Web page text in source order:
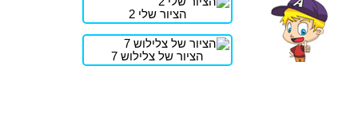
הציור שלי 2
הציור של צלילוש 7